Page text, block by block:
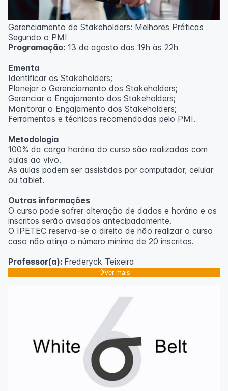
Outras informações
O curso pode sofrer alteração de dados e horário e os
inscritos serão avisados ​​antecipadamente.
O IPETEC reserva-se o direito de não realizar o curso
Professor(a):Frederyck Teixeira
Gerenciamento de Stakeholders: Melhores Práticas
Segundo o PMI
Programação: 13 de agosto das 19h às 22h
Ementa
Identificar os Stakeholders;
Planejar o Gerenciamento dos Stakeholders;
Gerenciar o Engajamento dos Stakeholders;
Monitorar o Engajamento dos Stakeholders;
Ferramentas e técnicas recomendadas pelo PMI.
Metodologia
100% da carga horária do curso são realizadas com
aulas ao vivo.
As aulas podem ser assistidas por computador, celular
ou tablet.
Outras informações
O curso pode sofrer alteração de dados e horário e os
inscritos serão avisados ​​antecipadamente.
O IPETEC reserva-se o direito de não realizar o curso
caso não atinja o número mínimo de 20 inscritos.
Professor(a): Frederyck Teixeira
Ver mais